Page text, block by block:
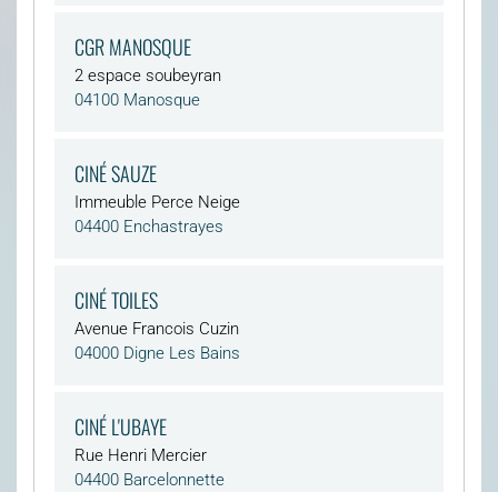
CGR MANOSQUE
2 espace soubeyran
04100 Manosque
CINÉ SAUZE
Immeuble Perce Neige
04400 Enchastrayes
CINÉ TOILES
Avenue Francois Cuzin
04000 Digne Les Bains
CINÉ L'UBAYE
Rue Henri Mercier
04400 Barcelonnette